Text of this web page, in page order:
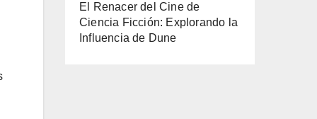
El Renacer del Cine de
Ciencia Ficción: Explorando la
Influencia de Dune